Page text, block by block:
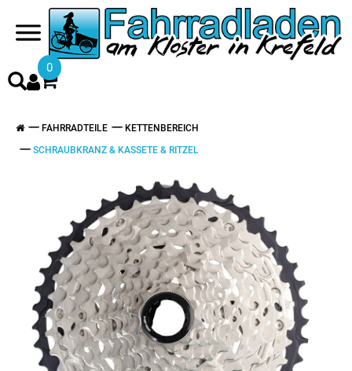
0
FAHRRADTEILE
KETTENBEREICH
SCHRAUBKRANZ & KASSETE & RITZEL